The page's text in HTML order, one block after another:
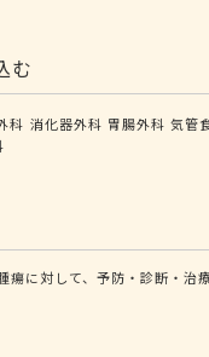
む
科 消化器外科 胃腸外科 気管
に対して、予防・診断・治